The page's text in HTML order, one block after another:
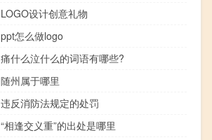
LOGO设计创意礼物
ppt怎么做logo
痛什么泣什么的词语有哪些?
随州属于哪里
违反消防法规定的处罚
“相逢交义重”的出处是哪里